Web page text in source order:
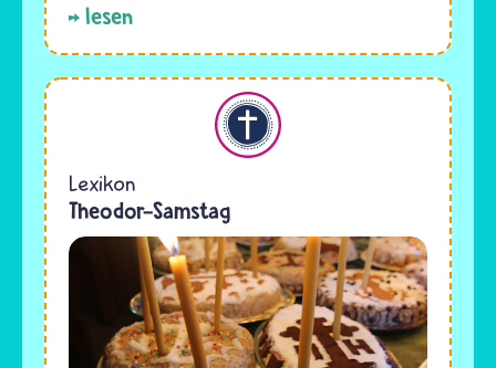
lesen
Christentum
Lexikon
Theodor-Samstag